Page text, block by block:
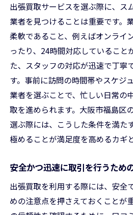
トラブルを避けるため
買取業者選びにおける
実際に利用した人々の
ト
安心して利用するため
大阪市福島区の出張買取で
訣と戦略
失敗しないための業者
買取取引で成功するた
出張買取のプロに相談
地域の買取市場を理解す
出張買取サービスを選ぶ際に、ス
業者を見つけることは重要です。
柔軟であること、例えばオンライ
ったり、24時間対応していること
た、スタッフの対応が迅速で丁寧
す。事前に訪問の時間帯やスケジ
業者を選ぶことで、忙しい日常の
取を進められます。大阪市福島区
選ぶ際には、こうした条件を満た
極めることが満足度を高めるカギ
安全かつ迅速に取引を行うため
出張買取を利用する際には、安全
めの注意点を押さえておくことが